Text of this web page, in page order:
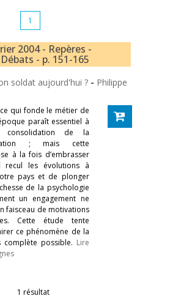
1
2004 - Repères -
- p. 151-165
soldat aujourd'hui ? - Philippe
ce qui fonde le métier de
paraît essentiel à
de la
; mais cette
à la fois d’embrasser
recul les évolutions à
pays et de plonger
de la psychologie
un engagement ne
faisceau de motivations
Cette étude tente
ce phénomène de la
complète possible. Lire
1 résultat